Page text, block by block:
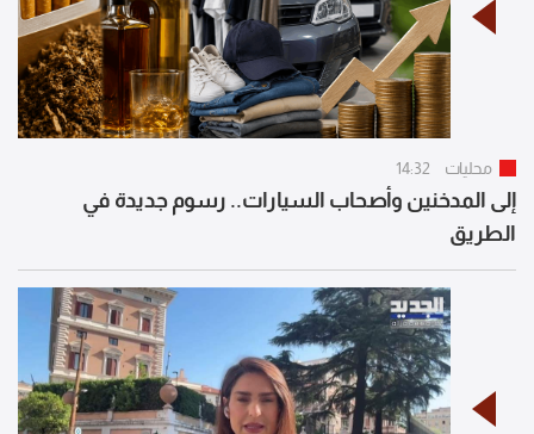
محليات 14:32
إلى المدخنين وأصحاب السيارات.. رسوم جديدة في
الطريق